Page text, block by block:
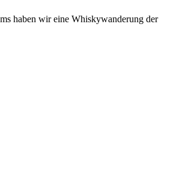
haben wir eine Whiskywanderung der